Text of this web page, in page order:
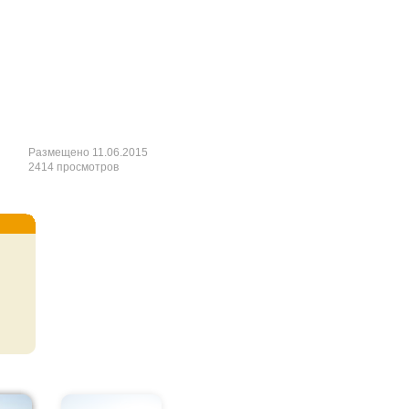
Размещено 11.06.2015
2414 просмотров